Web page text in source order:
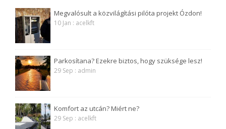
Megvalósult a közvilágítási pilóta projekt Ózdon!
10 Jan : acelkft
Parkosítana? Ezekre biztos, hogy szüksége lesz!
29 Sep : admin
Komfort az utcán? Miért ne?
29 Sep : acelkft